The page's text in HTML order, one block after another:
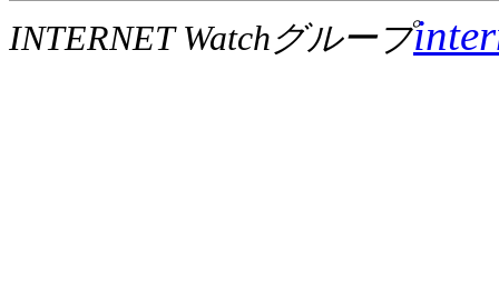
INTERNET Watchグループ